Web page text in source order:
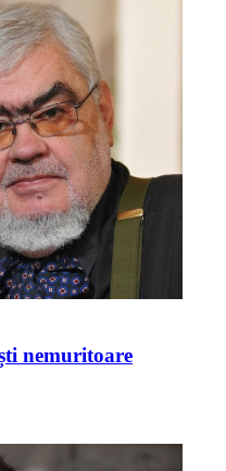
nemuritoare